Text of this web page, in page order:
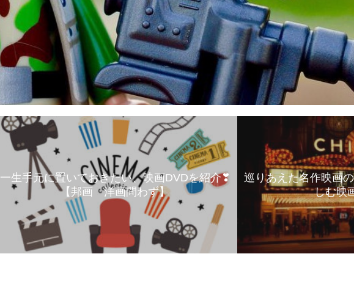
一生手元に置いておきたい、映画DVDを紹介❣
【邦画 洋画問わず】
巡りあえた名作映画
しむ映